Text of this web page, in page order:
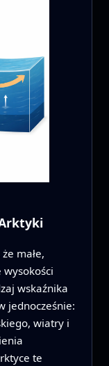
małe,
wskaźnika
jednocześnie:
wiatry i
te